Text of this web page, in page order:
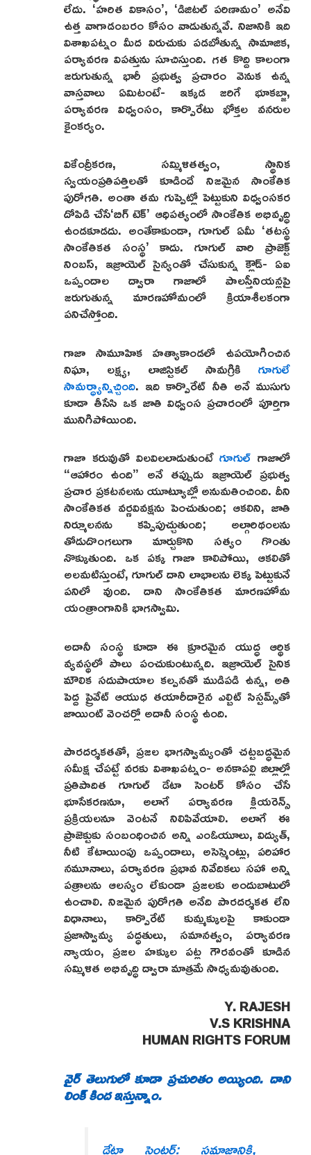
లేదు. ‘హరిత వికాసం’, ‘డిజిటల్ పరిణామం’ అనేవి
ఉత్త వాగాడంబరం కోసం వాడుతున్నవే. నిజానికి ఇది
విశాఖపట్నం మీద విరుచుకు పడబోతున్న సామాజిక,
పర్యావరణ విపత్తును సూచిస్తుంది. గత కొద్ది కాలంగా
జరుగుతున్న భారీ ప్రభుత్వ ప్రచారం వెనుక ఉన్న
వాస్తవాలు ఏమిటంటే- ఇక్కడ జరిగే భూకబ్జా,
పర్యావరణ విధ్వంసం, కార్పొరేటు భోక్తల వనరుల
కైంకర్యం.
వికేంద్రీకరణ, సమ్మిళితత్వం, స్థానిక
స్వయంప్రతిపత్తిలతో కూడిందే నిజమైన సాంకేతిక
పురోగతి. అంతా తమ గుప్పెట్లో పెట్టుకుని విధ్వంసకర
దోపిడి చేసే‘బిగ్ టెక్’ ఆధిపత్యంలో సాంకేతిక అభివృద్ధి
ఉండకూడదు. అంతేకాకుండా, గూగుల్ ఏమీ ‘తటస్థ
సాంకేతికత సంస్థ’ కాదు. గూగుల్ వారి ప్రాజెక్ట్
నింబస్, ఇజ్రాయెల్ సైన్యంతో చేసుకున్న క్లౌడ్- ఏఐ
ఒప్పందాల ద్వారా గాజాలో పాలస్తీనియన్లపై
జరుగుతున్న మారణహోమంలో క్రియాశీలకంగా
పనిచేస్తోంది.
గాజా సామూహిక హత్యాకాండలో ఉపయోగించిన
నిఘా, లక్ష్య, లాజిస్టికల్ సామగ్రికి గూగులే
సామర్ధ్యాన్నిచ్చింది. ఇది కార్పొరేట్ నీతి అనే ముసుగు
కూడా తీసేసి ఒక జాతి విధ్వంస ప్రచారంలో పూర్తిగా
మునిగిపోయింది.
గాజా కరువుతో విలవిలలాడుతుంటేగూగుల్ గాజాలో
“ఆహారం ఉంది” అనే తప్పుడు ఇజ్రాయెల్ ప్రభుత్వ
ప్రచార ప్రకటనలను యూట్యూబ్లో అనుమతించింది. దీని
సాంకేతికత వర్ణవివక్షను పెంచుతుంది; ఆకలిని, జాతి
నిర్మూలనను కప్పిపుచ్చుతుంది; అల్గారిథంలను
తోడుదొంగలుగా మార్చుకొని సత్యం గొంతు
నొక్కుతుంది. ఒక పక్క గాజా కాలిపోయి, ఆకలితో
అలమటిస్తుంటే, గూగుల్ దాని లాభాలను లెక్క పెట్టుకునే
పనిలో వుంది. దాని సాంకేతికత మారణహోమ
యంత్రాంగానికి భాగస్వామి.
అదానీ సంస్థ కూడా ఈ క్రూరమైన యుద్ధ ఆర్థిక
వ్యవస్థలో పాలు పంచుకుంటున్నది. ఇజ్రాయెల్ సైనిక
మౌలిక సదుపాయాల కల్పనతో ముడిపడి ఉన్న, అతి
పెద్ద ప్రైవేట్ ఆయుధ తయారీదారైన ఎల్బిట్ సిస్టమ్స్‌తో
జాయింట్ వెంచర్లో అదానీ సంస్థ ఉంది.
పారదర్శకతతో, ప్రజల భాగస్వామ్యంతో చట్టబద్ధమైన
సమీక్ష చేపట్టే వరకు విశాఖపట్నం- అనకాపల్లి జిల్లాల్లో
ప్రతిపాదిత గూగుల్ డేటా సెంటర్ కోసం చేసే
భూసేకరణనూ, అలాగే పర్యావరణ క్లియరెన్స్
ప్రక్రియలనూ వెంటనే నిలిపివేయాలి. అలాగే ఈ
ప్రాజెక్టుకు సంబంధించిన అన్ని ఎంఓయూలు, విద్యుత్,
నీటి కేటాయింపు ఒప్పందాలు, అసెస్మెంట్లు, పరిహార
నమూనాలు, పర్యావరణ ప్రభావ నివేదికలు సహా అన్ని
పత్రాలను ఆలస్యం లేకుండా ప్రజలకు అందుబాటులో
ఉంచాలి. నిజమైన పురోగతి అనేది పారదర్శకత లేని
విధానాలు, కార్పొరేట్ కుమ్మక్కులపై కాకుండా
ప్రజాస్వామ్య పద్ధతులు, సమానత్వం, పర్యావరణ
న్యాయం, ప్రజల హక్కుల పట్ల గౌరవంతో కూడిన
సమ్మిళిత అభివృద్ధి ద్వారా మాత్రమే సాధ్యమవుతుంది.
Y. RAJESH
V.S KRISHNA
HUMAN RIGHTS FORUM
వైర్ తెలుగులో కూడా ప్రచురితం అయ్యింది. దాని
లింక్ కింద ఇస్తున్నాం.
డేటా సెంటర్: సమాజానికి,